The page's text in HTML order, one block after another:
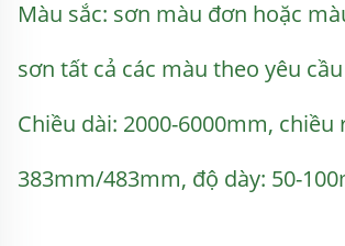
Màu sắc: sơn màu đơn hoặc
sơn tất cả các màu theo yêu
Chiều dài: 2000-6000mm, chiều
383mm/483mm, độ dày: 50-